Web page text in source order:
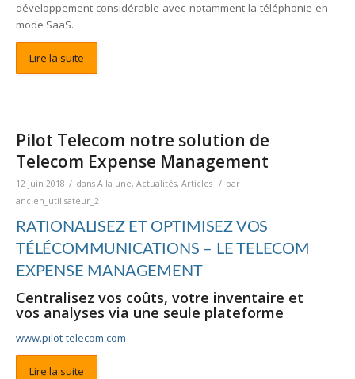
développement considérable avec notamment la téléphonie en
mode SaaS.
Lire la suite
Pilot Telecom notre solution de
Telecom Expense Management
12 juin 2018 / dans A la une, Actualités, Articles / par
ancien_utilisateur_2
RATIONALISEZ ET OPTIMISEZ VOS
TÉLÉCOMMUNICATIONS – LE TELECOM
EXPENSE MANAGEMENT
Centralisez vos coûts, votre inventaire et
vos analyses via une seule plateforme
www.pilot-telecom.com
Lire la suite